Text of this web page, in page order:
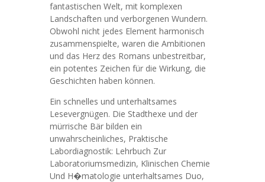
fantastischen Welt, mit komplexen
Landschaften und verborgenen Wundern.
Obwohl nicht jedes Element harmonisch
zusammenspielte, waren die Ambitionen
und das Herz des Romans unbestreitbar,
ein potentes Zeichen für die Wirkung, die
Geschichten haben können.
Ein schnelles und unterhaltsames
Lesevergnügen. Die Stadthexe und der
mürrische Bär bilden ein
unwahrscheinliches, Praktische
Labordiagnostik: Lehrbuch Zur
Laboratoriumsmedizin, Klinischen Chemie
Und H�matologie unterhaltsames Duo,